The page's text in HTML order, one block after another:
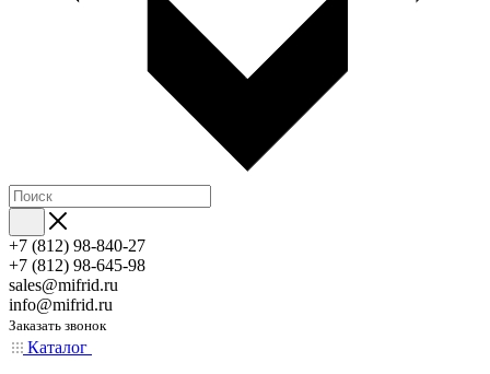
+7 (812) 98-840-27
+7 (812) 98-645-98
sales@mifrid.ru
info@mifrid.ru
Заказать звонок
Каталог